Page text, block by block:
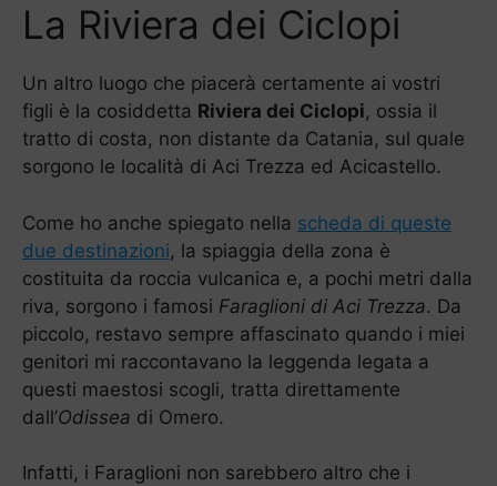
La Riviera dei Ciclopi
Un altro luogo che piacerà certamente ai vostri
figli è la cosiddetta Riviera dei Ciclopi, ossia il
tratto di costa, non distante da Catania, sul quale
sorgono le località di Aci Trezza ed Acicastello.
Come ho anche spiegato nella scheda di queste
due destinazioni, la spiaggia della zona è
costituita da roccia vulcanica e, a pochi metri dalla
riva, sorgono i famosi Faraglioni di Aci Trezza. Da
piccolo, restavo sempre affascinato quando i miei
genitori mi raccontavano la leggenda legata a
questi maestosi scogli, tratta direttamente
dall’Odissea di Omero.
Infatti, i Faraglioni non sarebbero altro che i